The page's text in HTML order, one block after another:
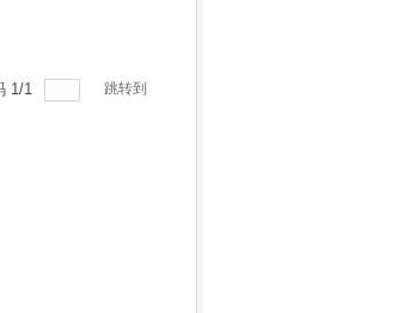
1/1 跳转到